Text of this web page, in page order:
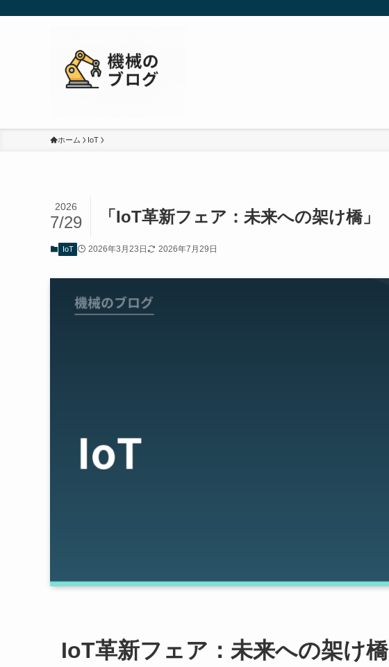
ホーム IoT
「IoT革新フェア：未来への架け橋」
2026
7/29
IoT 2026年3月23日 2026年7月29日
IoT革新フェア：未来への架け橋